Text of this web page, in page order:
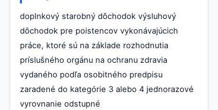
doplnkový starobný dôchodok výsluhový
dôchodok pre poistencov vykonávajúcich
práce, ktoré sú na základe rozhodnutia
príslušného orgánu na ochranu zdravia
vydaného podľa osobitného predpisu
zaradené do kategórie 3 alebo 4 jednorazové
vyrovnanie odstupné